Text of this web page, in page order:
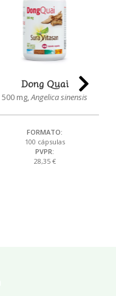
Dong Quai
500 mg, Angelica sinensis
FORMATO:
100 cápsulas
PVPR:
28,35 €